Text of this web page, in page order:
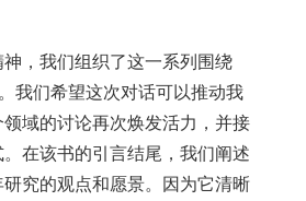
，我们组织了这一系列围绕
我们希望这次对话可以推动我
域的讨论再次焕发活力，并接
在该书的引言结尾，我们阐述
究的观点和愿景。因为它清晰